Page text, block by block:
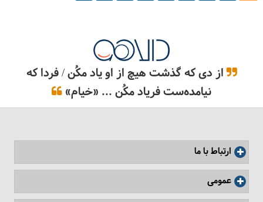
از دی که گذشت هیچ از او یاد مکُن / فردا که
نیامده‌ست فریاد مکُن ... «خیام»
ارتباط با ما
عمومی